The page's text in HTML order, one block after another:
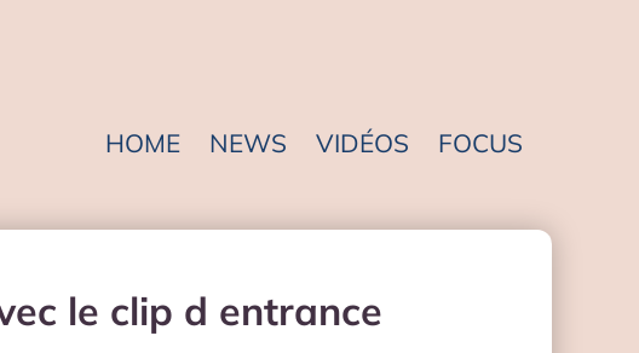
HOME NEWS VIDÉOS FOCUS
le clip d entrance